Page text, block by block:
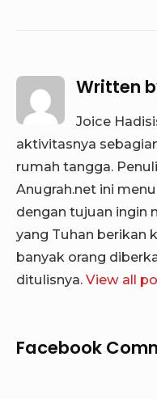
Written
Joice
aktivitasnya
rumah tangga.
Anugrah.net ini
dengan tujuan ingin
yang Tuhan berikan
banyak orang
ditulisnya. View all
Facebook